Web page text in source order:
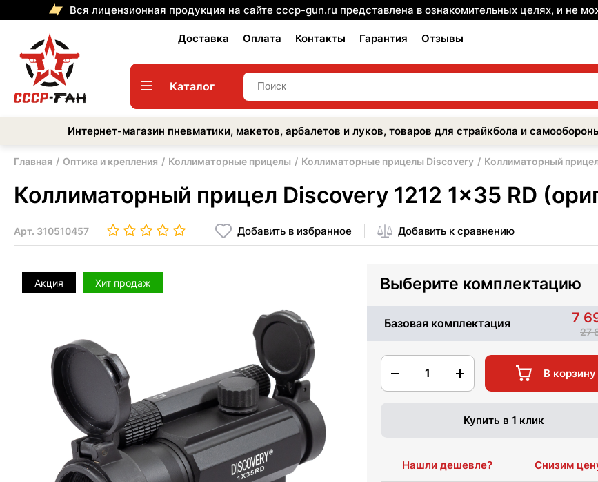
Вся лицензионная продукция на сайте cccp-gun.ru представлена в ознакомительных целях, и не
Доставка Оплата Контакты Гарантия Отзывы
Каталог
Интернет-магазин пневматики, макетов, арбалетов и луков, товаров для страйкбола и
Главная Оптика и крепления Коллиматорные прицелы Коллиматорные прицелы Discovery Коллиматорный
Коллиматорный прицел Discovery 1212 1x35 RD
Арт. 310510457 Добавить в избранное Добавить к сравнению
Акция Хит продаж Выберите комплектацию
Базовая комплектация 7
27
1 В корзину
Купить в 1 клик
Нашли дешевле? Снизим